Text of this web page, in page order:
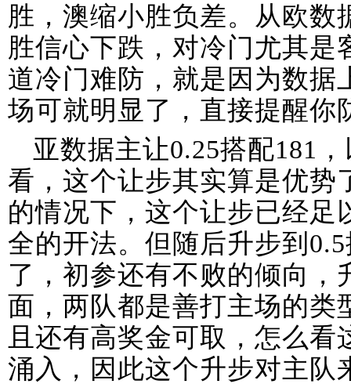
胜，澳缩小胜负差。从欧
胜信心下跌，对冷门尤其
道冷门难防，就是因为数据
场可就明显了，直接提醒你
亚数据主让0.25搭配181
看，这个让步其实算是优势
的情况下，这个让步已经足
全的开法。但随后升步到
了，初参还有不败的倾向，
面，两队都是善打主场的类
且还有高奖金可取，怎么
涌入，因此这个升步对主队